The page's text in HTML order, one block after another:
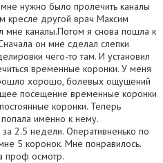
нужно было пролечить каналы
кресле другой врач Максим
мне каналы.Потом я снова пошла к
он мне сделал слепки
чего-то там. И установил
временные коронки. У меня
хорошо, болевых ощущений
посещение временные коронки
коронки. Теперь
именно к нему.
2.5 недели. Оперативненько по
5 коронок. Мне понравилось.
проф осмотр.